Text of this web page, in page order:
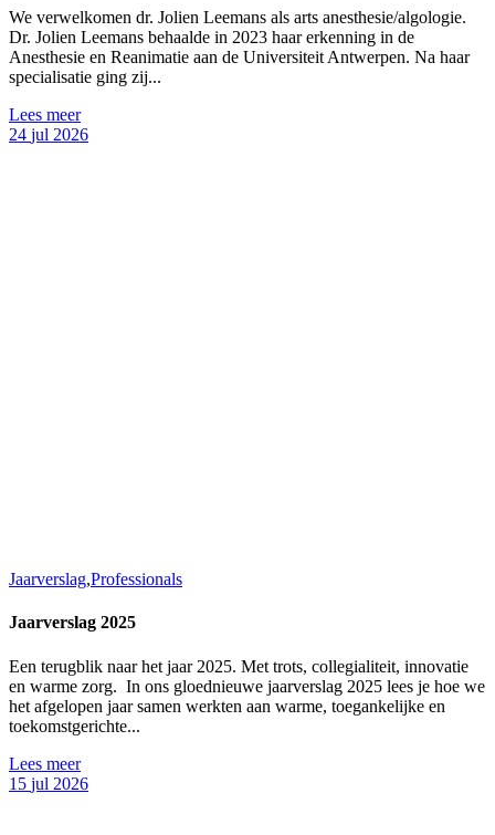
We verwelkomen dr. Jolien Leemans als arts anesthesie/algologie.
Dr. Jolien Leemans behaalde in 2023 haar erkenning in de
Anesthesie en Reanimatie aan de Universiteit Antwerpen. Na haar
specialisatie ging zij...
Lees meer
24 jul 2026
Jaarverslag,Professionals
Jaarverslag 2025
Een terugblik naar het jaar 2025. Met trots, collegialiteit, innovatie
en warme zorg. In ons gloednieuwe jaarverslag 2025 lees je hoe we
het afgelopen jaar samen werkten aan warme, toegankelijke en
toekomstgerichte...
Lees meer
15 jul 2026